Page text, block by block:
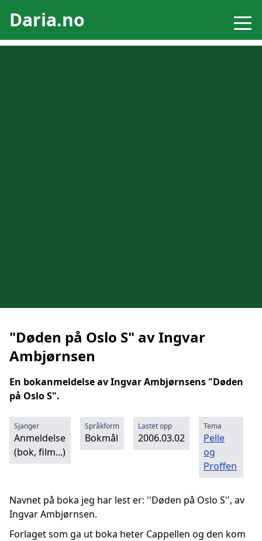
Daria.no
"Døden på Oslo S" av Ingvar
Ambjørnsen
En bokanmeldelse av Ingvar Ambjørnsens "Døden
på Oslo S".
Sjanger
Anmeldelse
(bok, film...)
Språkform
Bokmål
Lastet opp
2006.03.02
Tema
Pelle
og
Proffen
Navnet på boka jeg har lest er: ''Døden på Oslo S'', av
Ingvar Ambjørnsen.
Forlaget som ga ut boka heter Cappellen og den kom